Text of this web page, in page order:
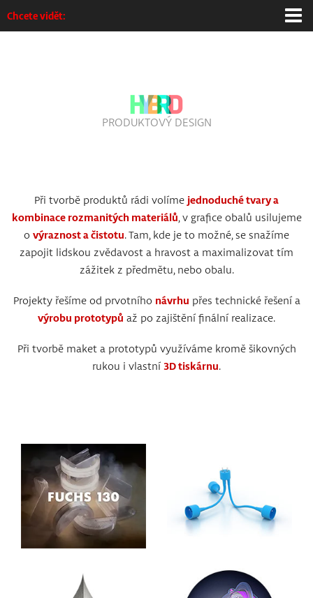
Chcete vidět:
Výstavy
Info / kontakt
PRODUKTOVÝ DESIGN
Při tvorbě produktů rádi volíme jednoduché tvary a
kombinace rozmanitých materiálů, v grafice obalů usilujeme
o výraznost a čistotu. Tam, kde je to možné, se snažíme
zapojit lidskou zvědavost a hravost a maximalizovat tím
zážitek z předmětu, nebo obalu.
Projekty řešíme od prvotního návrhu přes technické řešení a
výrobu prototypů až po zajištění finální realizace.
Při tvorbě maket a prototypů využíváme kromě šikovných
rukou i vlastní3D tiskárnu.